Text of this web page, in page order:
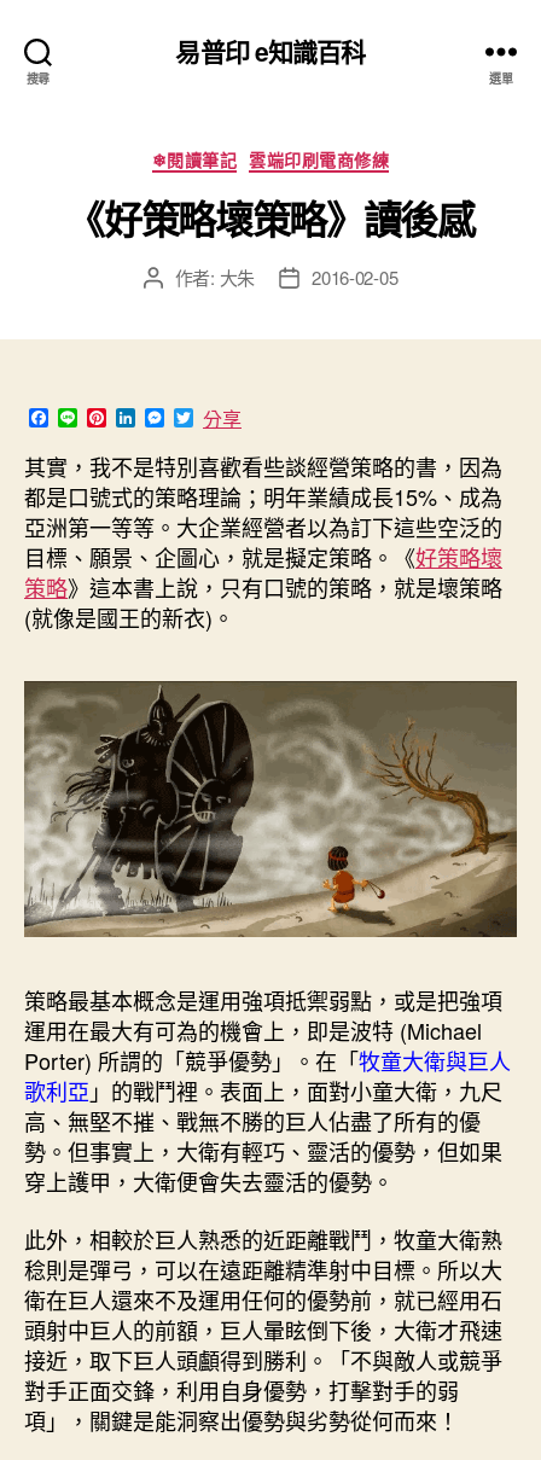
搜尋
易普印 e知識百科
選單
分
類
❄閱讀筆記 雲端印刷電商修練
《好策略壞策略》讀後感
文 作者: 大朱
文 2016-02-05
F
a
c
e
b
o
o
k
L
e
P
n
t
e
r
e
s
t
L
n
k
e
d
I
n
M
e
s
s
e
n
g
e
r
T
w
i
t
t
e
r
分享
其實，我不是特別喜歡看些談經營策略的書，因為
都是口號式的策略理論；明年業績成長15%、成為
亞洲第一等等。大企業經營者以為訂下這些空泛的
目標、願景、企圖心，就是擬定策略。《好策略壞
策略》這本書上說，只有口號的策略，就是壞策略
(就像是國王的新衣)。
策略最基本概念是運用強項抵禦弱點，或是把強項
運用在最大有可為的機會上，即是波特 (Michael
Porter) 所謂的「競爭優勢」。在「牧童大衛與巨人
歌利亞 」的戰鬥裡。表面上，面對小童大衛，九尺
高、無堅不摧、戰無不勝的巨人佔盡了所有的優
勢。但事實上，大衛有輕巧、靈活的優勢，但如果
穿上護甲，大衛便會失去靈活的優勢。
此外，相較於巨人熟悉的近距離戰鬥，牧童大衛熟
稔則是彈弓，可以在遠距離精準射中目標。所以大
衛在巨人還來不及運用任何的優勢前，就已經用石
頭射中巨人的前額，巨人暈眩倒下後，大衛才飛速
接近，取下巨人頭顱得到勝利。「不與敵人或競爭
對手正面交鋒，利用自身優勢，打擊對手的弱
項」，關鍵是能洞察出優勢與劣勢從何而來！